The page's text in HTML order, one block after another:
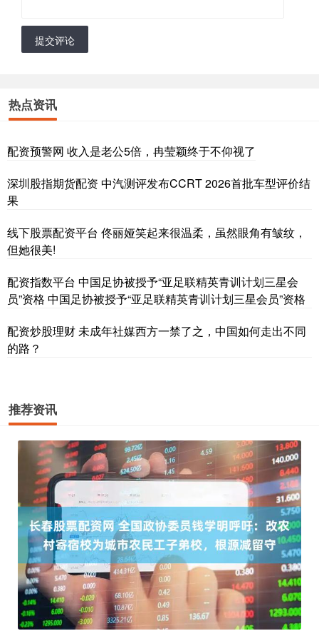
提交评论
热点资讯
配资预警网 收入是老公5倍，冉莹颖终于不仰视了
深圳股指期货配资 中汽测评发布CCRT 2026首批车型评价结
果
线下股票配资平台 佟丽娅笑起来很温柔，虽然眼角有皱纹，
但她很美!
配资指数平台 中国足协被授予“亚足联精英青训计划三星会
员”资格 中国足协被授予“亚足联精英青训计划三星会员”资格
配资炒股理财 未成年社媒西方一禁了之，中国如何走出不同
的路？
推荐资讯